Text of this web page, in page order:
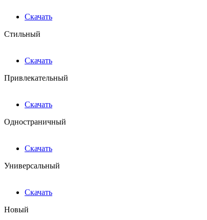
Скачать
Стильный
Скачать
Привлекательный
Скачать
Одностраничный
Скачать
Универсальный
Скачать
Новый